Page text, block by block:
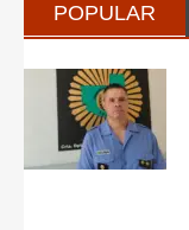
POPULAR